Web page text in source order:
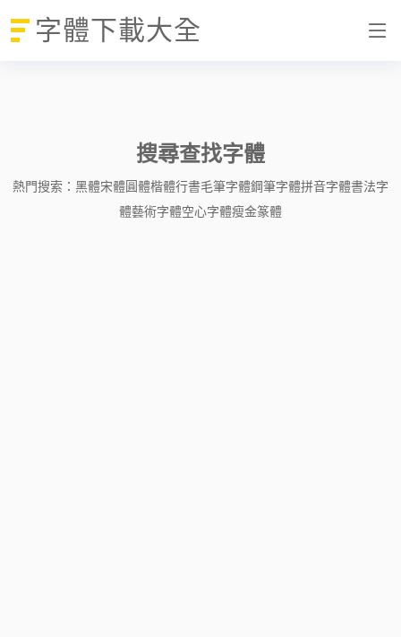
字體下載大全
搜尋查找字體
熱門搜索： 黑體宋體圓體楷體行書毛筆字體鋼筆字體拼音字體書法字
體藝術字體空心字體瘦金篆體